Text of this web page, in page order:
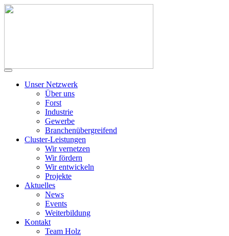
Unser Netzwerk
Über uns
Forst
Industrie
Gewerbe
Branchenübergreifend
Cluster-Leistungen
Wir vernetzen
Wir fördern
Wir entwickeln
Projekte
Aktuelles
News
Events
Weiterbildung
Kontakt
Team Holz